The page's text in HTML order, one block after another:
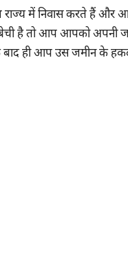
में निवास करते हैं और
है तो आप आपको अपनी
ही आप उस जमीन के